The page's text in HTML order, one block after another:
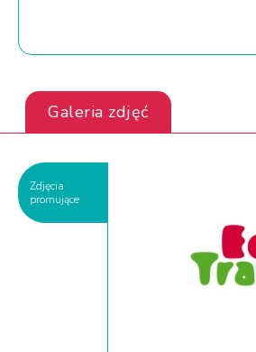
Galeria zdjęć
Zdjęcia
promujące